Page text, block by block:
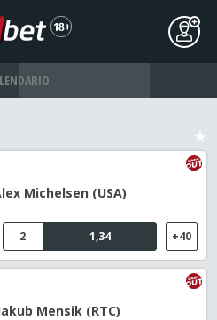
Michelsen (USA)
1,34
2 +40
Mensik (RTC)